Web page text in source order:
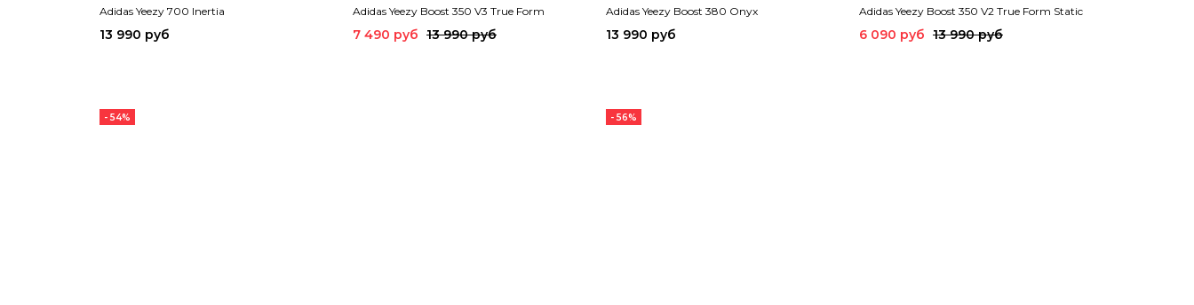
Adidas Yeezy 700 Inertia
13 990 руб
Adidas Yeezy Boost 350 V3 True Form
7 490 руб 13 990 руб
Adidas Yeezy Boost 380 Onyx
13 990 руб
Adidas Yeezy Boost 350 V2 True Form Static
6 090 руб 13 990 руб
- 54% - 56%